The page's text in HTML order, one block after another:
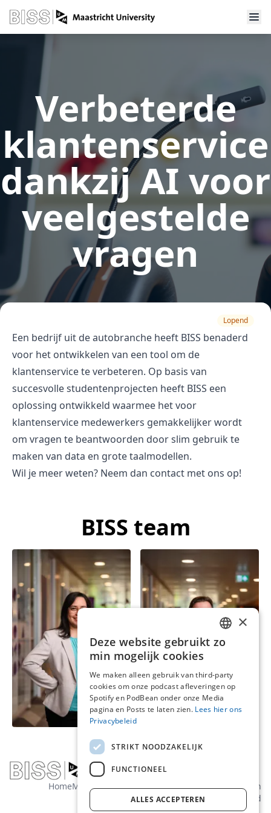
Verbeterde
klantenservice
dankzij AI voor
veelgestelde
vragen
Lopend
Een bedrijf uit de autobranche heeft BISS benaderd
voor het ontwikkelen van een tool om de
klantenservice te verbeteren. Op basis van
succesvolle studentenprojecten heeft BISS een
oplossing ontwikkeld waarmee het voor
klantenservice medewerkers gemakkelijker wordt
om vragen te beantwoorden door slim gebruik te
maken van data en grote taalmodellen.
Wil je meer weten? Neem dan contact met ons op!
BISS team
Dr. Yenisel Plasencia-
Calaña
Universitair Docent
Prof. Dr. Rudolf Müller
Hoogleraar |
HomeMediaOver onsContactAlgemene voorwaarden
Privacybeleid
ENGLISH
×
Deze website gebruikt zo
min mogelijk cookies
We maken alleen gebruik van third-party
cookies om onze podcast afleveringen op
Spotify en PodBean onder onze Media
pagina en Posts te laten zien. Lees hier ons
Privacybeleid
STRIKT NOODZAKELIJK
FUNCTIONEEL
ALLES ACCEPTEREN